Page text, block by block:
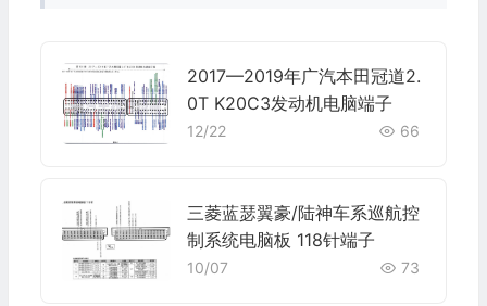
2017—2019年广汽本田冠道2.
0T K20C3发动机电脑端子
12/22 66
三菱蓝瑟翼豪/陆神车系巡航控
制系统电脑板 118针端子
10/07 73